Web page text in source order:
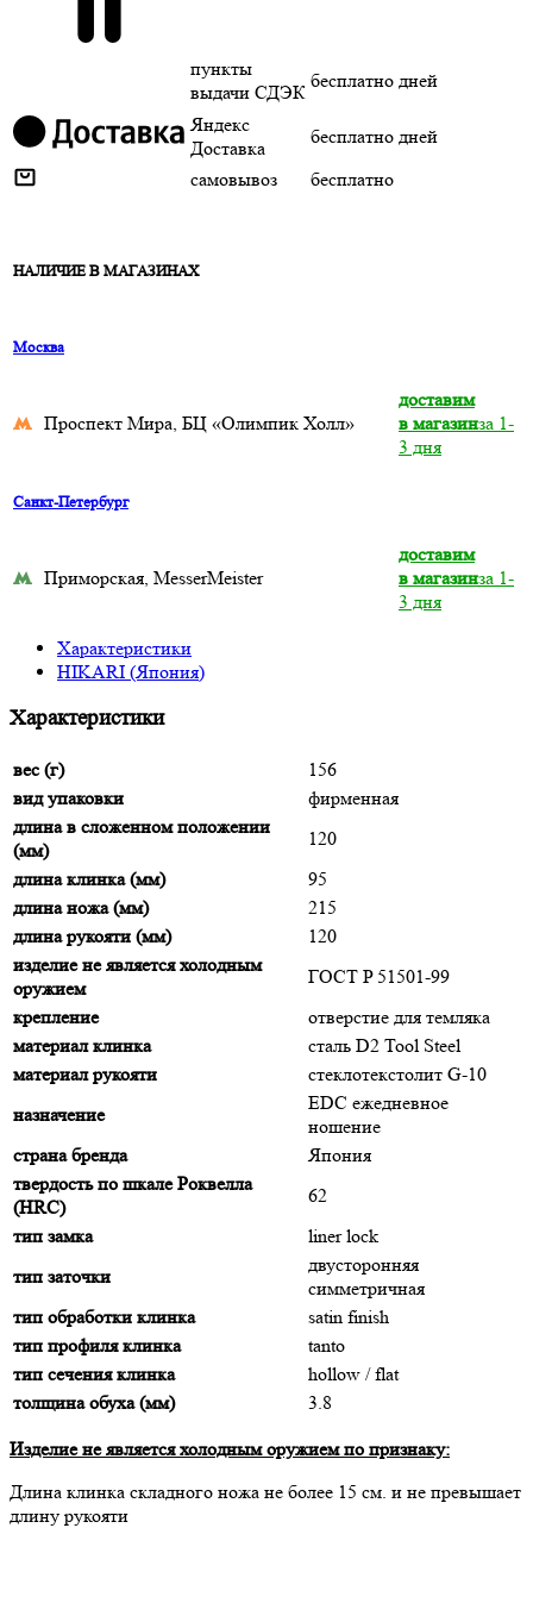
пункты
выдачи СДЭК
бесплатно дней
Яндекс
Доставка
бесплатно дней
самовывоз
бесплатно
НАЛИЧИЕ В МАГАЗИНАХ
Москва
Проспект Мира, БЦ «Олимпик Холл»
доставим
в магазинза 1-
3 дня
Санкт-Петербург
Приморская, MesserMeister
доставим
в магазинза 1-
3 дня
Характеристики
HIKARI (Япония)
Характеристики
вес (г)
156
вид упаковки
фирменная
длина в сложенном положении
(мм)
120
длина клинка (мм)
95
длина ножа (мм)
215
длина рукояти (мм)
120
изделие не является холодным
оружием
ГОСТ P 51501-99
крепление
отверстие для темляка
материал клинка
сталь D2 Tool Steel
материал рукояти
стеклотекстолит G-10
назначение
EDC ежедневное
ношение
страна бренда
Япония
твердость по шкале Роквелла
(HRC)
62
тип замка
liner lock
тип заточки
двусторонняя
симметричная
тип обработки клинка
satin finish
тип профиля клинка
tanto
тип сечения клинка
hollow / flat
толщина обуха (мм)
3.8
Изделие не является холодным оружием по признаку:
Длина клинка складного ножа не более 15 cм. и не превышает
длину рукояти